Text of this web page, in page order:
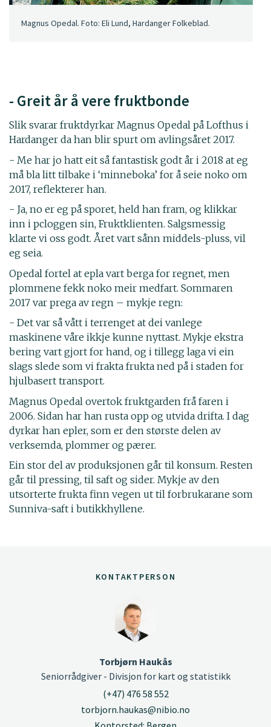
Magnus Opedal. Foto: Eli Lund, Hardanger Folkeblad.
- Greit år å vere fruktbonde
Slik svarar fruktdyrkar Magnus Opedal på Lofthus i
Hardanger da han blir spurt om avlingsåret 2017.
- Me har jo hatt eit så fantastisk godt år i 2018 at eg
må bla litt tilbake i ‘minneboka’ for å seie noko om
2017, reflekterer han.
- Ja, no er eg på sporet, held han fram, og klikkar
inn i pcloggen sin, Fruktklienten. Salgsmessig
klarte vi oss godt. Året vart sånn middels-pluss, vil
eg seia.
Opedal fortel at epla vart berga for regnet, men
plommene fekk noko meir medfart. Sommaren
2017 var prega av regn – mykje regn:
- Det var så vått i terrenget at dei vanlege
maskinene våre ikkje kunne nyttast. Mykje ekstra
bering vart gjort for hand, og i tillegg laga vi ein
slags slede som vi frakta frukta ned på i staden for
hjulbasert transport.
Magnus Opedal overtok fruktgarden frå faren i
2006. Sidan har han rusta opp og utvida drifta. I dag
dyrkar han epler, som er den største delen av
verksemda, plommer og pærer.
Ein stor del av produksjonen går til konsum. Resten
går til pressing, til saft og sider. Mykje av den
utsorterte frukta finn vegen ut til forbrukarane som
Sunniva-saft i butikkhyllene.
KONTAKTPERSON
Torbjørn Haukås
Seniorrådgiver - Divisjon for kart og statistikk
(+47) 476 58 552
torbjorn.haukas@nibio.no